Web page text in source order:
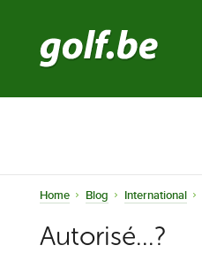
Home Blog International
Autorisé...?